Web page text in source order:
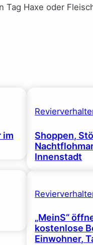
Haxe oder
im
Shoppen,
Innenstadt
„MeinS“
kostenlose
Einwohner,